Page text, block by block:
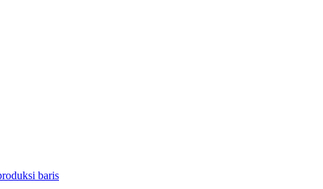
baris